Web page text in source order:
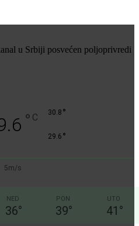
u Srbiji posvećen poljoprivredi
° C 30.8 °
29.6 °
5m/s
NED
36°
PON
39°
UTO
41 °